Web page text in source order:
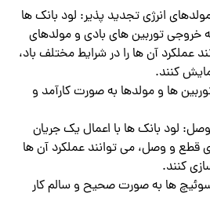
انرژی تجدید پذیر: لود بانک ها
خروجی توربین های بادی و مولدهای
عملکرد آن ها را در شرایط مختلف باد،
کنند.
ها و مولدها به صورت کارآمد و
لود بانک ها با اعمال یک جریان
و وصل، می توانند عملکرد آن ها
کنند.
ها به صورت صحیح و سالم کار